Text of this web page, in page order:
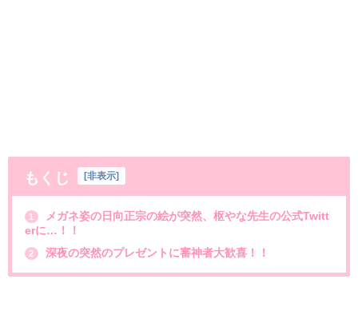
もくじ 非表示
1
メガネ姿の日向正宗の絵が突然、枢やな先生の公式Twitt
erに…！！
2 深夜の突然のプレゼントに審神者大歓喜！！